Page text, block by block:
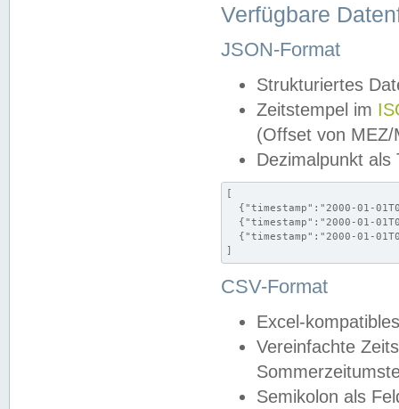
Verfügbare
JSON-Format
Strukturiertes
Zeitstempel im
(Offset von MEZ/
Dezimalpunkt als
[
{"timestamp":"2000-01-
{"timestamp":"2000-01-
{"timestamp":"2000-01-
]
CSV-Format
Excel-
Vereinfachte
Semikolon als